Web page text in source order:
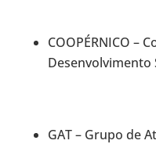
COOPÉRNICO –
Desenvolvimento
GAT – Grupo de